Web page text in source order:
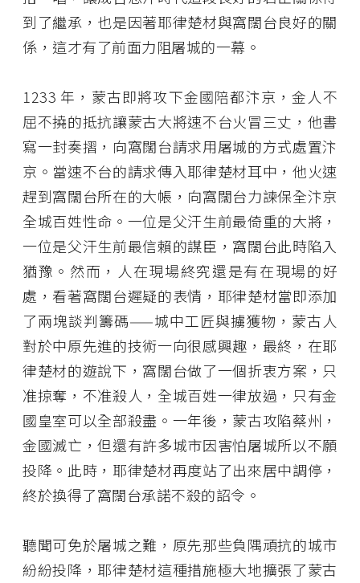
到了繼承，也是因著耶律楚材與窩闊台良好的關
係，這才有了前面力阻屠城的一幕。
1233 年，蒙古即將攻下金國陪都汴京，金人不
屈不撓的抵抗讓蒙古大將速不台火冒三丈，他書
寫一封奏摺，向窩闊台請求用屠城的方式處置汴
京。當速不台的請求傳入耶律楚材耳中，他火速
趕到窩闊台所在的大帳，向窩闊台力諫保全汴京
全城百姓性命。一位是父汗生前最倚重的大將，
一位是父汗生前最信賴的謀臣，窩闊台此時陷入
猶豫。然而，人在現場終究還是有在現場的好
處，看著窩闊台遲疑的表情，耶律楚材當即添加
了兩塊談判籌碼——城中工匠與擄獲物，蒙古人
對於中原先進的技術一向很感興趣，最終，在耶
律楚材的遊說下，窩闊台做了一個折衷方案，只
准掠奪，不准殺人，全城百姓一律放過，只有金
國皇室可以全部殺盡。一年後，蒙古攻陷蔡州，
金國滅亡，但還有許多城市因害怕屠城所以不願
投降。此時，耶律楚材再度站了出來居中調停，
終於換得了窩闊台承諾不殺的詔令。
聽聞可免於屠城之難，原先那些負隅頑抗的城市
紛紛投降，耶律楚材這種措施極大地擴張了蒙古